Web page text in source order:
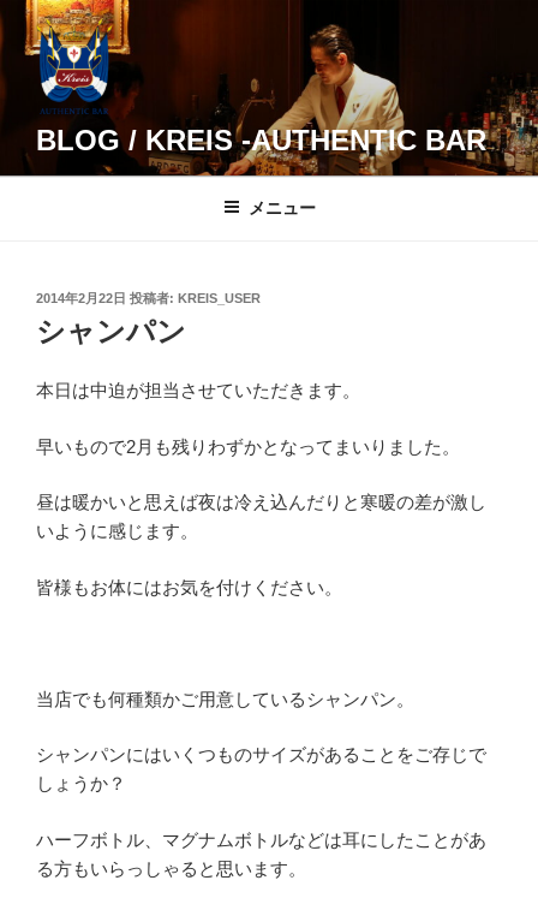
コ
BLOG / KREIS -AUTHENTIC BAR
メニュー
投
稿
日:
2014年2月22日 投稿者: KREIS_USER
シャンパン
本日は中迫が担当させていただきます。
早いもので2月も残りわずかとなってまいりました。
昼は暖かいと思えば夜は冷え込んだりと寒暖の差が激し
いように感じます。
皆様もお体にはお気を付けください。
当店でも何種類かご用意しているシャンパン。
シャンパンにはいくつものサイズがあることをご存じで
しょうか？
ハーフボトル、マグナムボトルなどは耳にしたことがあ
る方もいらっしゃると思います。